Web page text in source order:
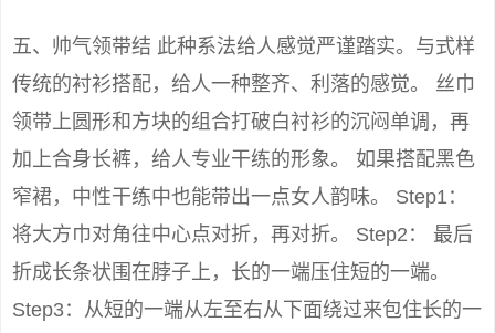
五、帅气领带结 此种系法给人感觉严谨踏实。与式样
传统的衬衫搭配，给人一种整齐、利落的感觉。 丝巾
领带上圆形和方块的组合打破白衬衫的沉闷单调，再
加上合身长裤，给人专业干练的形象。 如果搭配黑色
窄裙，中性干练中也能带出一点女人韵味。 Step1：
将大方巾对角往中心点对折，再对折。 Step2： 最后
折成长条状围在脖子上，长的一端压住短的一端。
Step3：从短的一端从左至右从下面绕过来包住长的一